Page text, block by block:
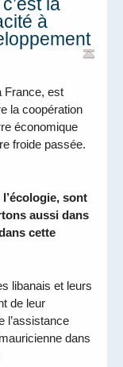
à
France, est
la coopération
économique
froide passée.
sont
aussi dans
cette
libanais et leurs
de leur
l’assistance
dans